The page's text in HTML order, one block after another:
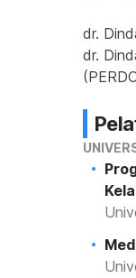
dr.
dr.